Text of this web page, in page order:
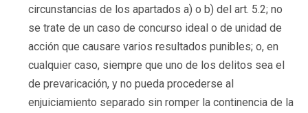
circunstancias de los apartados a) o b) del art. 5.2; no
se trate de un caso de concurso ideal o de unidad de
acción que causare varios resultados punibles; o, en
cualquier caso, siempre que uno de los delitos sea el
de prevaricación, y no pueda procederse al
enjuiciamiento separado sin romper la continencia de la